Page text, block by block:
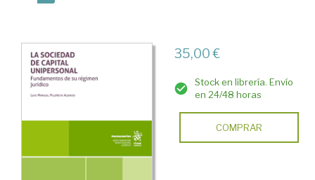
35,00 €
Stock en librería. Envío
en 24/48 horas
COMPRAR